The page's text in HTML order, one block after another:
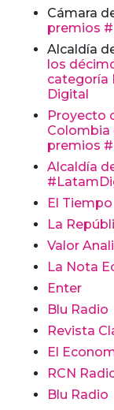
Cámara
premios
Alcaldía
los
categoría
Digital
Proyecto
Colombia
premios
Alcaldía
El Tiempo
La
Valor
La Nota
Enter
Blu Radio
Revista
El
RCN
Blu Radio